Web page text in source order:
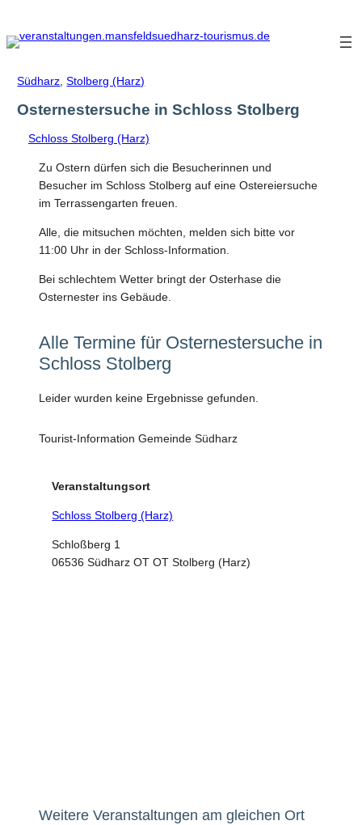
Inhalt
springen
Südharz ,Stolberg (Harz)
Osternestersuche in Schloss Stolberg
Schloss Stolberg (Harz)
Zu Ostern dürfen sich die Besucherinnen und
Besucher im Schloss Stolberg auf eine Ostereiersuche
im Terrassengarten freuen.
Alle, die mitsuchen möchten, melden sich bitte vor
11:00 Uhr in der Schloss-Information.
Bei schlechtem Wetter bringt der Osterhase die
Osternester ins Gebäude.
Alle Termine für Osternestersuche in
Schloss Stolberg
Leider wurden keine Ergebnisse gefunden.
Tourist-Information Gemeinde Südharz
Veranstaltungsort
Schloss Stolberg (Harz)
Schloßberg 1
06536 Südharz OT OT Stolberg (Harz)
Weitere Veranstaltungen am gleichen Ort